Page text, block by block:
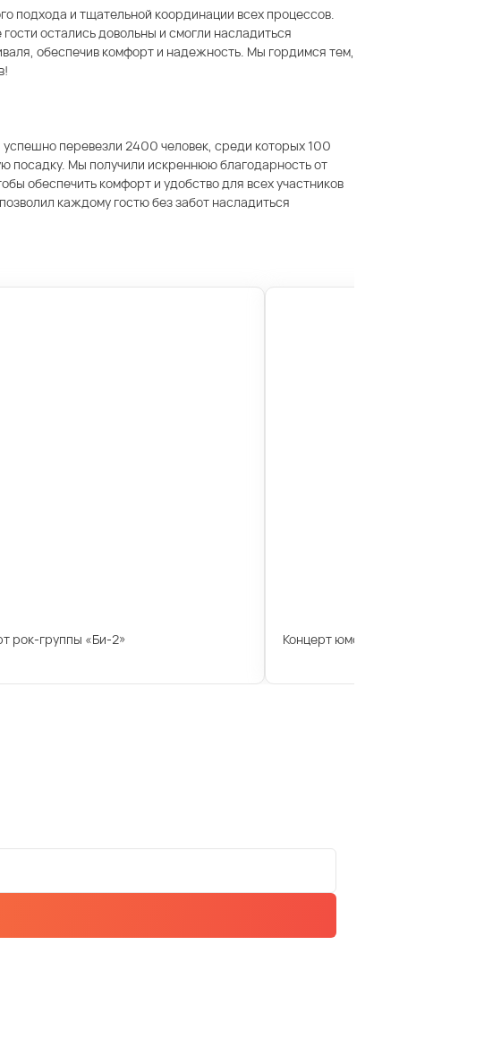
подхода и тщательной координации всех процессов.
остались довольны и смогли насладиться
обеспечив комфорт и надежность. Мы гордимся тем,
перевезли 2400 человек, среди которых 100
посадку. Мы получили искреннюю благодарность от
обеспечить комфорт и удобство для всех участников
каждому гостю без забот насладиться
рок-группы «Би-2» Концерт юмориста Геннадия